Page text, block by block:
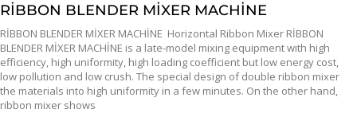
RİBBON BLENDER MİXER MACHİNE
RİBBON BLENDER MİXER MACHİNE Horizontal Ribbon Mixer RİBBON
BLENDER MİXER MACHİNE is a late-model mixing equipment with high
efficiency, high uniformity, high loading coefficient but low energy cost,
low pollution and low crush. The special design of double ribbon mixer
the materials into high uniformity in a few minutes. On the other hand,
ribbon mixer shows